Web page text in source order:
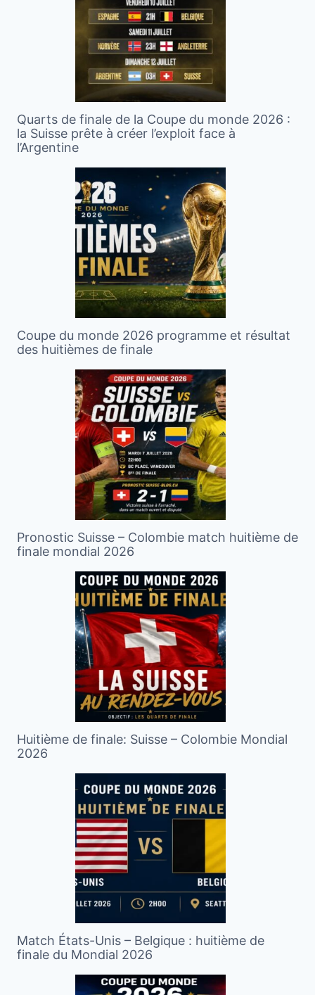
Quarts de finale de la Coupe du monde 2026 :
la Suisse prête à créer l’exploit face à
l’Argentine
Coupe du monde 2026 programme et résultat
des huitièmes de finale
Pronostic Suisse – Colombie match huitième de
finale mondial 2026
Huitième de finale: Suisse – Colombie Mondial
2026
Match États-Unis – Belgique : huitième de
finale du Mondial 2026